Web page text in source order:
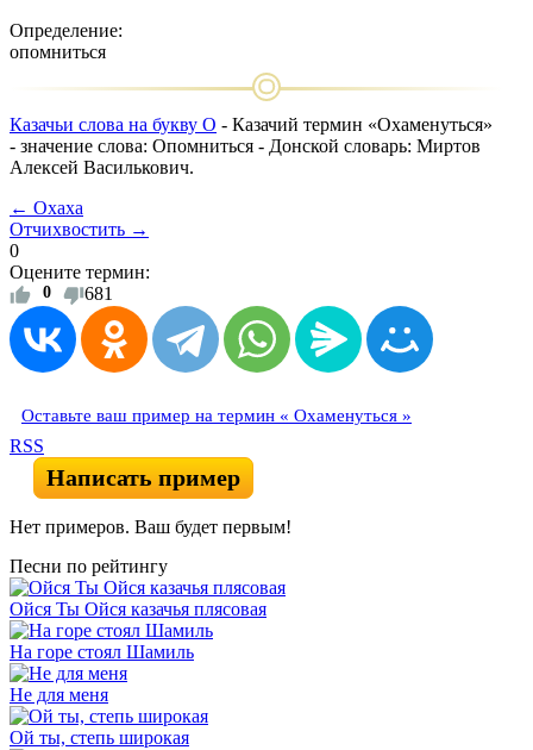
Определение:
опомниться
Казачьи слова на букву О - Казачий термин «Охаменуться»
- значение слова: Опомниться - Донской словарь: Миртов
Алексей Василькович.
← Охаха
Отчихвостить →
0
Оцените термин:
0 681
Оставьте ваш пример на термин « Охаменуться »
RSS
Написать пример
Нет примеров. Ваш будет первым!
Песни по рейтингу
Ойся Ты Ойся казачья плясовая
На горе стоял Шамиль
Не для меня
Ой ты, степь широкая